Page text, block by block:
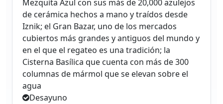
Mezquita Azul con sus más de 20,000 azulejos
de cerámica hechos a mano y traídos desde
Iznik; el Gran Bazar, uno de los mercados
cubiertos más grandes y antiguos del mundo y
en el que el regateo es una tradición; la
Cisterna Basílica que cuenta con más de 300
columnas de mármol que se elevan sobre el
agua
Desayuno